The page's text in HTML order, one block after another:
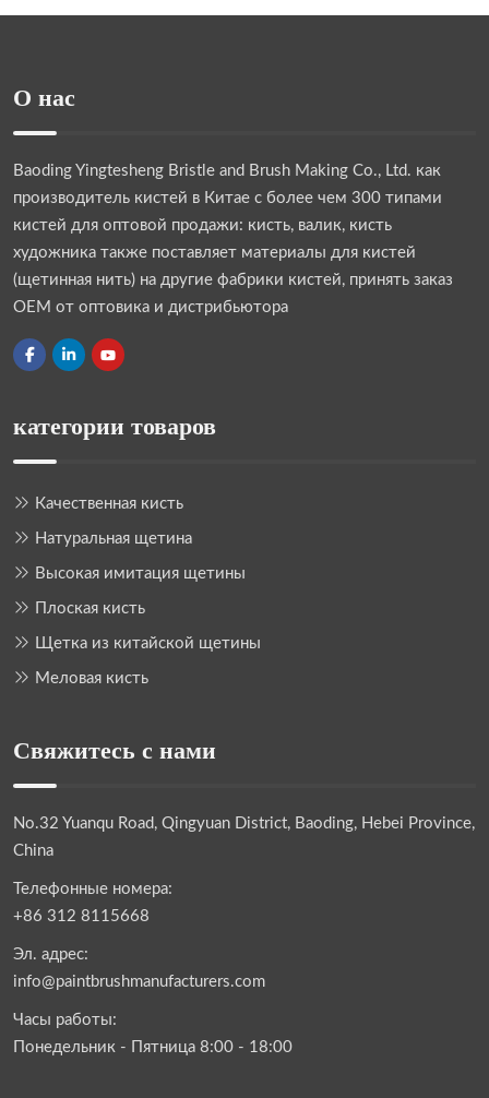
О нас
Baoding Yingtesheng Bristle and Brush Making Co., Ltd. как
производитель кистей в Китае с более чем 300 типами
кистей для оптовой продажи: кисть, валик, кисть
художника также поставляет материалы для кистей
(щетинная нить) на другие фабрики кистей, принять заказ
OEM от оптовика и дистрибьютора
категории товаров
Качественная кисть
Натуральная щетина
Высокая имитация щетины
Плоская кисть
Щетка из китайской щетины
Меловая кисть
Свяжитесь с нами
No.32 Yuanqu Road, Qingyuan District, Baoding, Hebei Province,
China
Телефонные номера:
+86 312 8115668
Эл. адрес:
info@paintbrushmanufacturers.com
Часы работы:
Понедельник - Пятница 8:00 - 18:00